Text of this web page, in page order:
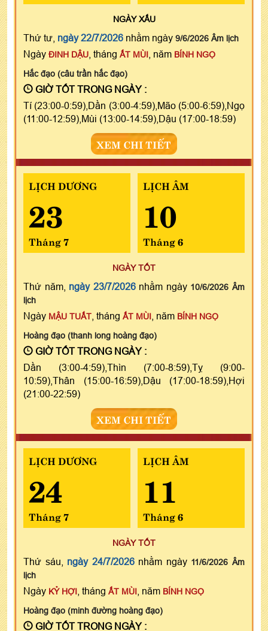
NGÀYXẤU
Thứ tư, ngày 22/7/2026 nhằm ngày 9/6/2026 Âm lịch
Ngày ĐINH DẬU , tháng ẤT MÙI , năm BÍNH NGỌ
Hắc đạo (câu trần hắc đạo)
GIỜ TỐT TRONG NGÀY :
Tí (23:00-0:59),Dần (3:00-4:59),Mão (5:00-6:59),Ngọ
(11:00-12:59),Mùi (13:00-14:59),Dậu (17:00-18:59)
XEM CHI TIẾT
LỊCH DƯƠNG
23
Tháng 7
LỊCH ÂM
10
Tháng 6
NGÀY TỐT
Thứ năm, ngày 23/7/2026nhằm ngày 10/6/2026 Âm
lịch
Ngày MẬU TUẤT , tháng ẤT MÙI , năm BÍNH NGỌ
Hoàng đạo (thanh long hoàng đạo)
GIỜ TỐT TRONG NGÀY :
Dần (3:00-4:59),Thìn (7:00-8:59),Tỵ (9:00-
10:59),Thân (15:00-16:59),Dậu (17:00-18:59),Hợi
(21:00-22:59)
XEM CHI TIẾT
LỊCH DƯƠNG
24
Tháng 7
LỊCH ÂM
11
Tháng 6
NGÀY TỐT
Thứ sáu, ngày 24/7/2026nhằm ngày 11/6/2026 Âm
lịch
Ngày KỶ HỢI , tháng ẤT MÙI , năm BÍNH NGỌ
Hoàng đạo (minh đường hoàng đạo)
GIỜ TỐT TRONG NGÀY :